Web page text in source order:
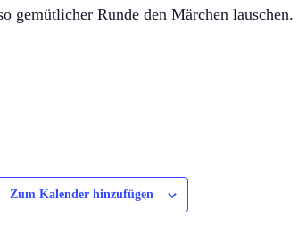
gemütlicher Runde den Märchen lauschen.
Zum Kalender hinzufügen